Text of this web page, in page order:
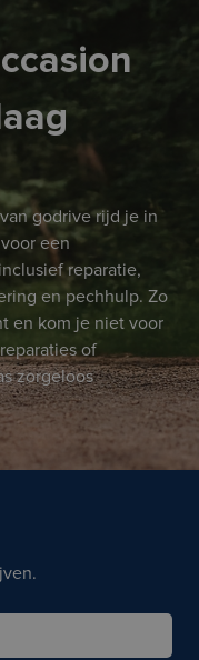
godrive rijd je in
een
reparatie,
en pechhulp. Zo
en kom je niet voor
of
zorgeloos